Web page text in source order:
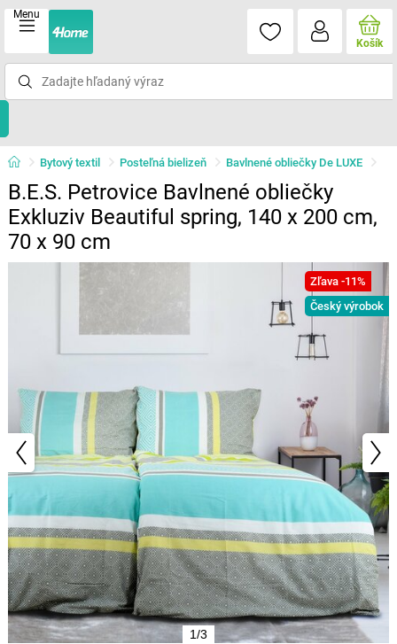
Menu
Košík
Bytový textil Posteľná bielizeň Bavlnené obliečky De LUXE
B.E.S. Petrovice Bavlnené obliečky
Exkluziv Beautiful spring, 140 x 200 cm,
70 x 90 cm
Zľava -11%
Český výrobok
1/3